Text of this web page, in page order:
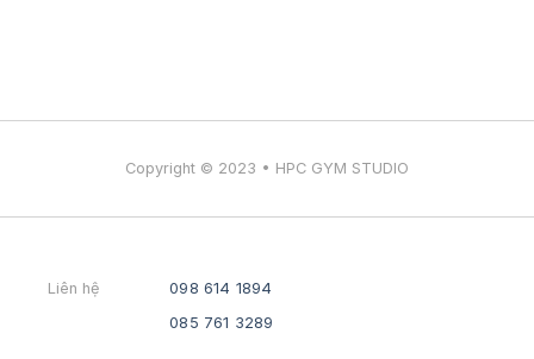
Copyright © 2023 • HPC GYM STUDIO
Liên hệ
098 614 1894
085 761 3289